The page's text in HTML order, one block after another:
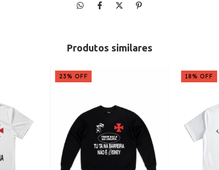
Produtos similares
23% OFF 18%OFF